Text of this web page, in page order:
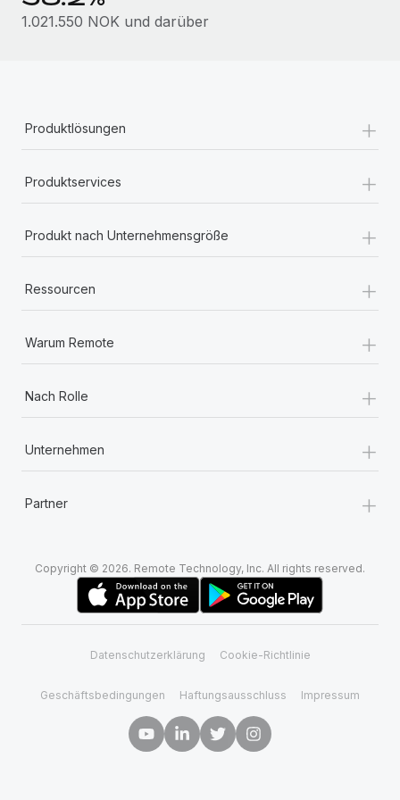
Mehr erfahren
1.021.550 NOK und darüber
Produktlösungen +
Produktservices +
Produkt nach Unternehmensgröße +
Ressourcen +
Warum Remote +
Nach Rolle +
Unternehmen +
Partner +
Copyright © 2026. Remote Technology, Inc. All rights reserved.
Datenschutzerklärung Cookie-Richtlinie
Geschäftsbedingungen Haftungsausschluss Impressum